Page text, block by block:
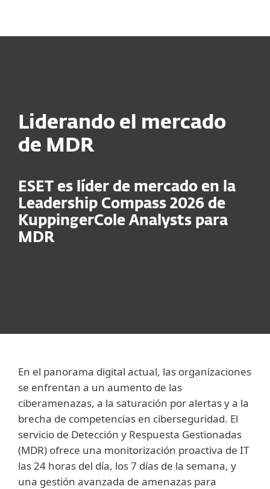
Liderando el mercado
de MDR
ESET es líder de mercado en la
Leadership Compass 2026 de
KuppingerCole Analysts para
MDR
En el panorama digital actual, las organizaciones
se enfrentan a un aumento de las
ciberamenazas, a la saturación por alertas y a la
brecha de competencias en ciberseguridad. El
servicio de Detección y Respuesta Gestionadas
(MDR) ofrece una monitorización proactiva de IT
las 24 horas del día, los 7 días de la semana, y
una gestión avanzada de amenazas para